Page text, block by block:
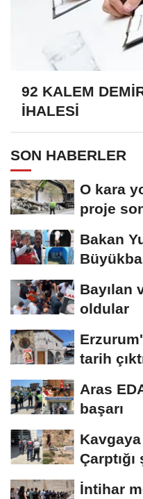
92 KALEM
İHALESİ
SON HABERLER
O kara
proje
Bakan
Bayılan
oldular
tarih
Aras
başarı
sürükledi
İntihar